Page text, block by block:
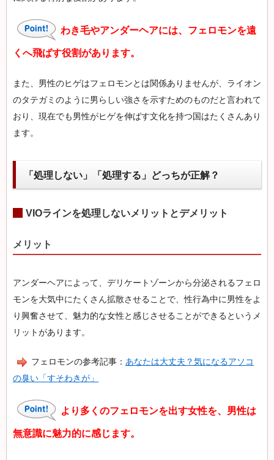
わき毛やアンダーヘアには、フェロモンを遠
くへ飛ばす役割があります。
また、男性のヒゲはフェロモンとは関係ありませんが、ライオン
のタテガミのように男らしい強さを示すためのものだと言われて
おり、現在でも男性がヒゲを伸ばす文化を持つ国はたくさんあり
ます。
「処理しない」「処理する」どっちが正解？
VIOラインを処理しないメリットとデメリット
メリット
アンダーヘアによって、デリケートゾーンから分泌されるフェロ
モンを大気中にたくさん拡散させることで、性行為中に男性をよ
り興奮させて、魅力的な女性と感じさせることができるというメ
リットがあります。
フェロモンの参考記事： あなたは大丈夫？気になるアソコ
の臭い「すそわきが」
より多くのフェロモンを出す女性を、男性は
無意識に魅力的に感じます。